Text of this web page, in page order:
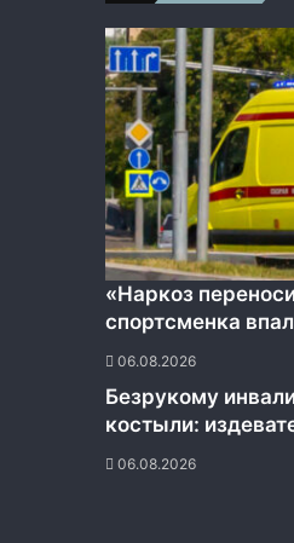
«Наркоз
спортсменка
06.08.2026
Безрукому
костыли:
06.08.2026